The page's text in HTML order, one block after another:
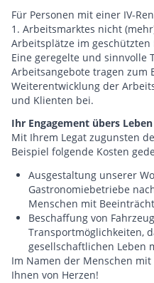
Für Personen mit einer IV-
1. Arbeitsmarktes nicht
Arbeitsplätze im geschützten
Eine geregelte und sinnvolle
Arbeitsangebote tragen zum
Weiterentwicklung der
und Klienten bei.
Ihr Engagement übers
Mit Ihrem Legat zugunsten
Beispiel folgende Kosten
Ausgestaltung unserer
Gastronomiebetriebe
Menschen mit
Beschaffung von
Transportmöglichkeiten,
gesellschaftlichen Leben
Im Namen der Menschen
Ihnen von Herzen!